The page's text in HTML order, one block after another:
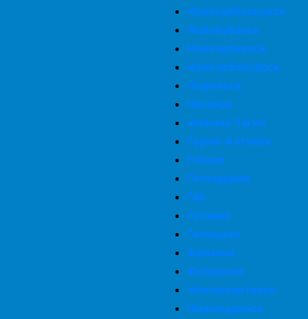
Новокуйбышевск
Новокубанск
Новочеркасск
Новочебоксарск
Норильск
Ногинск
Нижний Тагил
Горно-Алтайск
Глазов
Геленджик
Гай
Гатчина
Галицино
Фрязино
Феодосия
Нижневартовск
Нижнеудинск